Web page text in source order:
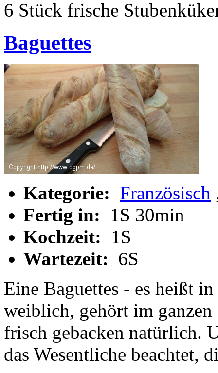
6 Stück frische
Baguettes
Kategorie: Französisch
Fertig in:
1S 30min
Kochzeit:
1S
Wartezeit: 6S
Eine Baguettes - es heißt
weiblich, gehört im
frisch gebacken natürlich.
das Wesentliche beachtet,